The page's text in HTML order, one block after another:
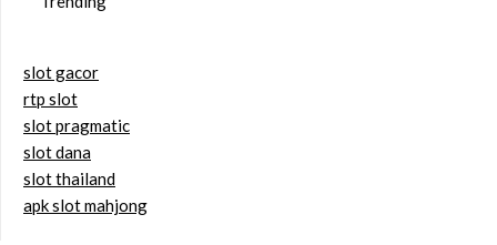
slot gacor
rtp slot
slot pragmatic
slot dana
slot thailand
apk slot mahjong